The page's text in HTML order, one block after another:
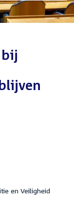
en Veiligheid